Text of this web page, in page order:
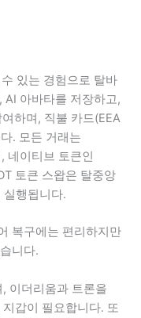
있는 경험으로 탈바
AI 아바타를 저장하고,
하며, 직불 카드(EEA
. 모든 거래는
네이티브 토큰인
토큰 스왑은 탈중앙
실행됩니다.
복구에는 편리하지만
니다.
이더리움과 트론을
갑이 필요합니다. 또